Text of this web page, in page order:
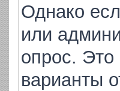
Однако
или
опрос. Это
варианты